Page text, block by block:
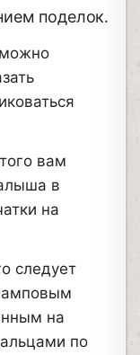
поделок.
вам
в
на
следует
на
по